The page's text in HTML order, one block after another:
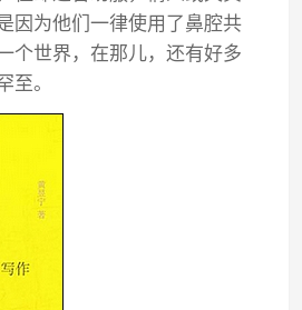
因为他们一律使用了鼻腔共
世界，在那儿，还有好多
至。